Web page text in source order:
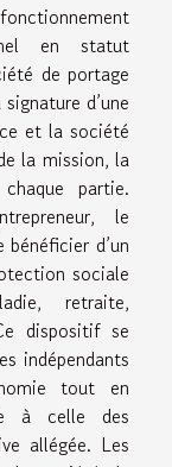
en statut
de portage
d’une
et la société
la mission, la
partie.
le
d’un
sociale
retraite,
dispositif se
indépendants
tout en
à celle des
allégée. Les